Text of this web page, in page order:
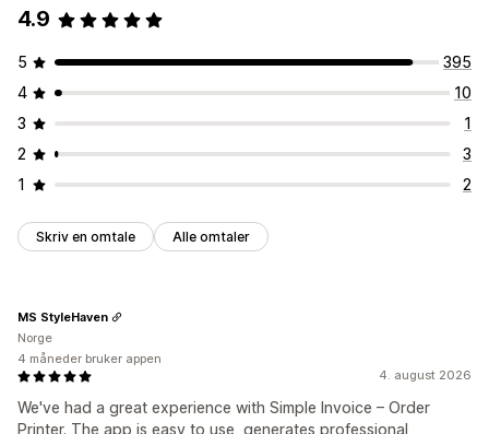
4.9
5
395
4
10
3
1
2
3
1
2
Skriv en omtale Alle omtaler
4. august 2026
We've had a great experience with Simple Invoice – Order
Printer. The app is easy to use, generates professional
MS StyleHaven
Norge
4 måneder bruker appen